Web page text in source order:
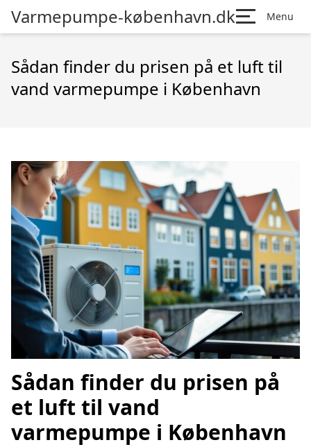
Varmepumpe-københavn.dk Menu
Sådan finder du prisen på et luft til
vand varmepumpe i København
Sådan finder du prisen på
et luft til vand
varmepumpe i København